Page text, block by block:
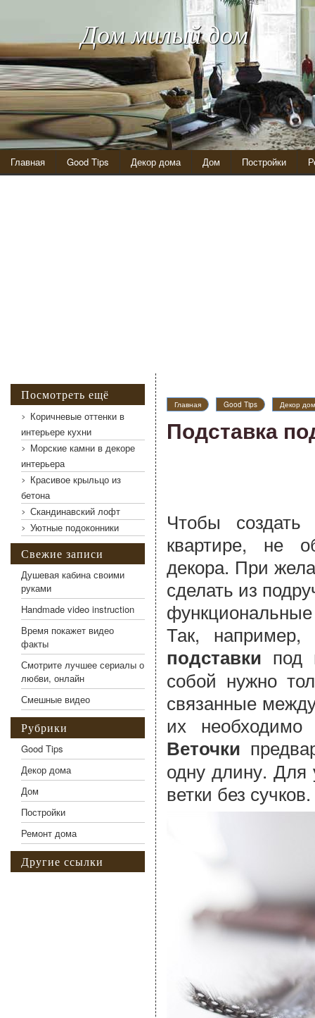
Дом милый дом
Главная Good Tips Декор дома Дом Постройки
Главная Good Tips Декор
Подставка
Чтобы
квартире, не
декора. При
сделать из
Так, например,
подставки под
собой нужно
связанные
их
Веточки
одну длину. Для
ветки без сучков.
Посмотреть ещё
Коричневые оттенки в
интерьере кухни
Морские камни в декоре
интерьера
Красивое крыльцо из
бетона
Скандинавский лофт
Уютные подоконники
Свежие записи
Душевая кабина своими
руками
Handmade video instruction
Время покажет видео
факты
Смотрите лучшее сериалы о
любви, онлайн
Смешные видео
Рубрики
Good Tips
Декор дома
Дом
Постройки
Ремонт дома
Другие ссылки